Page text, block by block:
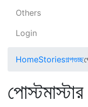
Others
Login
HomeStoriesগল্পগুচ্ছ